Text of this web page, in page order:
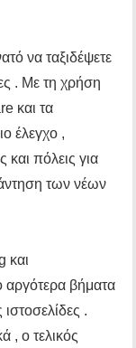
να ταξιδέψετε
. Με τη χρήση
και τα
έλεγχο ,
και πόλεις για
των νέων
και
βήματα
.
, ο τελικός